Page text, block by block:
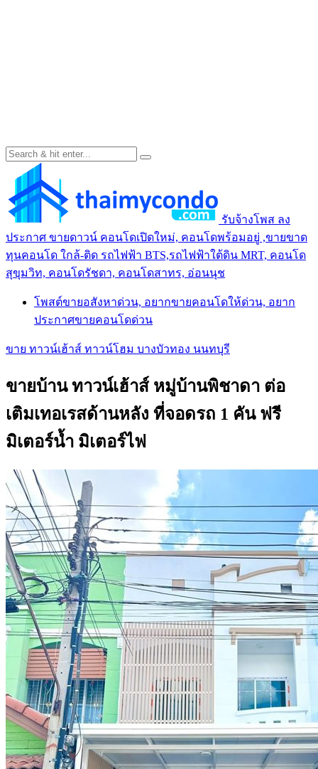
รับจ้างโพส ลง
ประกาศ ขายดาวน์ คอนโดเปิดใหม่, คอนโดพร้อมอยู่ ,ขายขาด
ทุนคอนโด ใกล้-ติด รถไฟฟ้า BTS,รถไฟฟ้าใต้ดิน MRT, คอนโด
สุขุมวิท, คอนโดรัชดา, คอนโดสาทร, อ่อนนุช
โพสต์ขายอสังหาด่วน, อยากขายคอนโดให้ด่วน, อยาก
ประกาศขายคอนโดด่วน
ขาย ทาวน์เฮ้าส์ ทาวน์โฮม บางบัวทอง นนทบุรี
ขายบ้าน ทาวน์เฮ้าส์ หมู่บ้านพิชาดา ต่อ
เติมเทอเรสด้านหลัง ที่จอดรถ 1 คัน ฟรี
มิเตอร์น้ำ มิเตอร์ไฟ